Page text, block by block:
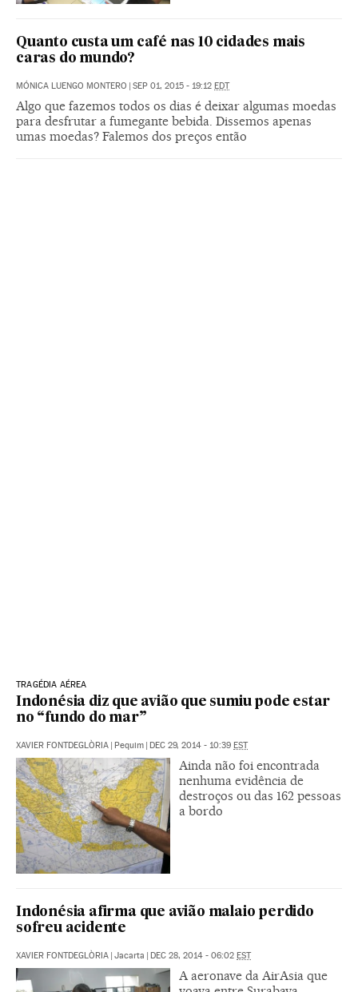
Quanto custa um café nas 10 cidades mais
caras do mundo?
MÓNICA LUENGO MONTERO | SEP 01, 2015 - 19:12 EDT
Algo que fazemos todos os dias é deixar algumas moedas
para desfrutar a fumegante bebida. Dissemos apenas
umas moedas? Falemos dos preços então
TRAGÉDIA AÉREA
Indonésia diz que avião que sumiu pode estar
no “fundo do mar”
XAVIER FONTDEGLÒRIA | Pequim | DEC 29, 2014 - 10:39 EST
Ainda não foi encontrada
nenhuma evidência de
destroços ou das 162 pessoas
a bordo
Indonésia afirma que avião malaio perdido
sofreu acidente
XAVIER FONTDEGLÒRIA | Jacarta | DEC 28, 2014 - 06:02 EST
A aeronave da AirAsia que